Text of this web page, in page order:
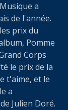
a
de l'année.
prix du
Pomme
Corps
le prix de la
t'aime, et le
a
Julien Doré.